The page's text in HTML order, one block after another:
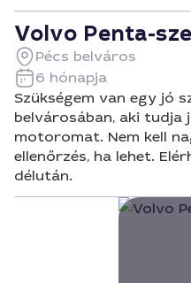
Volvo Penta-
Pécs belváros
6 hónapja
Szükségem van egy jó
belvárosában, aki tudja
motoromat. Nem kell
ellenőrzés, ha lehet.
délután.